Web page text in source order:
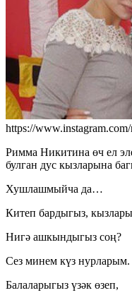
https://
Римма Никитина өч ел
булган дус кызларына
Хушлашмыйча да…
Китеп бардыгыз,
Нигә ашкындыгыз соң?
Сез минем күз нурларым.
Балаларыгыз үзәк өзеп,